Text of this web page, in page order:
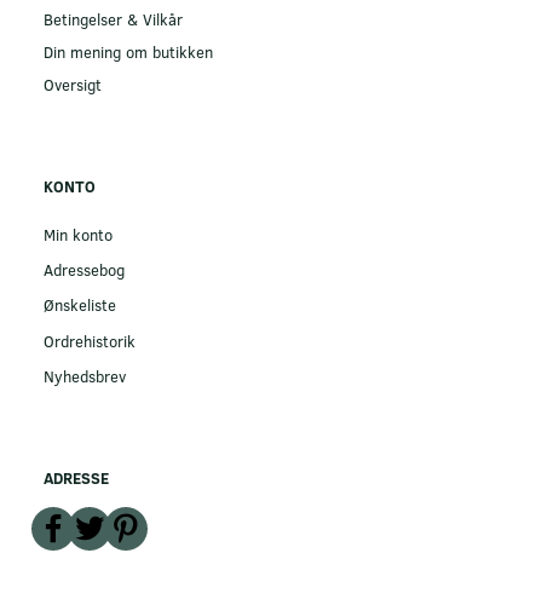
Betingelser & Vilkår
Din mening om butikken
Oversigt
KONTO
Min konto
Adressebog
Ønskeliste
Ordrehistorik
Nyhedsbrev
ADRESSE